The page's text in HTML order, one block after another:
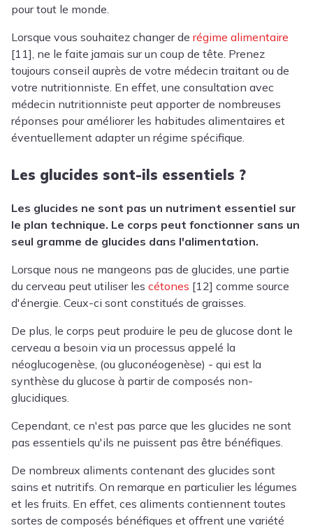
pour tout le monde.
Lorsque vous souhaitez changer de régime alimentaire
[11], ne le faite jamais sur un coup de tête. Prenez
toujours conseil auprès de votre médecin traitant ou de
votre nutritionniste. En effet, une consultation avec
médecin nutritionniste peut apporter de nombreuses
réponses pour améliorer les habitudes alimentaires et
éventuellement adapter un régime spécifique.
Les glucides sont-ils essentiels ?
Les glucides ne sont pas un nutriment essentiel sur
le plan technique. Le corps peut fonctionner sans un
seul gramme de glucides dans l'alimentation.
Lorsque nous ne mangeons pas de glucides, une partie
du cerveau peut utiliser les cétones [12] comme source
d'énergie. Ceux-ci sont constitués de graisses.
De plus, le corps peut produire le peu de glucose dont le
cerveau a besoin via un processus appelé la
néoglucogenèse, (ou gluconéogenèse) - qui est la
synthèse du glucose à partir de composés non-
glucidiques.
Cependant, ce n'est pas parce que les glucides ne sont
pas essentiels qu'ils ne puissent pas être bénéfiques.
De nombreux aliments contenant des glucides sont
sains et nutritifs. On remarque en particulier les légumes
et les fruits. En effet, ces aliments contiennent toutes
sortes de composés bénéfiques et offrent une variété